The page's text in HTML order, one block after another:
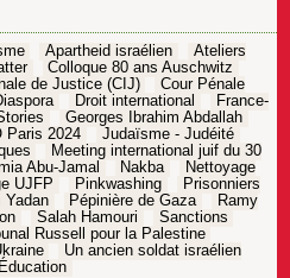
Apartheid israélien
Ateliers
Colloque 80 ans Auschwitz
de Justice (CIJ)
Cour Pénale
Droit international
France-
Georges Ibrahim Abdallah
Paris 2024
Judaïsme - Judéité
Meeting international juif du 30
Abu-Jamal Nakba
Nettoyage
UJFP Pinkwashing
Prisonniers
Yadan Pépinière de Gaza
Ramy
Salah Hamouri
Sanctions
Russell pour la Palestine
Un ancien soldat israélien
Éducation